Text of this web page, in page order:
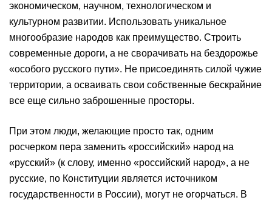
экономическом, научном, технологическом и
культурном развитии. Использовать уникальное
многообразие народов как преимущество. Строить
современные дороги, а не сворачивать на бездорожье
«особого русского пути». Не присоединять силой чужие
территории, а осваивать свои собственные бескрайние
все еще сильно заброшенные просторы.
При этом люди, желающие просто так, одним
росчерком пера заменить «российский» народ на
«русский» (к слову, именно «российский народ», а не
русские, по Конституции является источником
государственности в России), могут не огорчаться. В